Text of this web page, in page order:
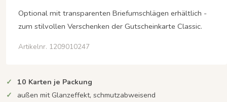
Optional mit transparenten Briefumschlägen erhältlich -
zum stilvollen Verschenken der Gutscheinkarte Classic.
Artikelnr. 1209010247
10 Karten je Packung
außen mit Glanzeffekt, schmutzabweisend